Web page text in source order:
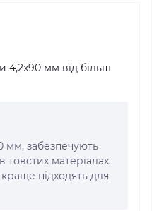
4,2x90 мм від більш
мм, забезпечують
товстих матеріалах,
підходять для